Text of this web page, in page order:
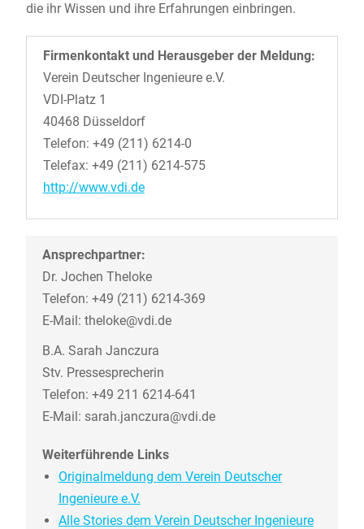
die ihr Wissen und ihre Erfahrungen einbringen.
Firmenkontakt und Herausgeber der Meldung:
Verein Deutscher Ingenieure e.V.
VDI-Platz 1
40468 Düsseldorf
Telefon: +49 (211) 6214-0
Telefax: +49 (211) 6214-575
http://www.vdi.de
Ansprechpartner:
Dr. Jochen Theloke
Telefon: +49 (211) 6214-369
E-Mail: theloke@vdi.de
B.A. Sarah Janczura
Stv. Pressesprecherin
Telefon: +49 211 6214-641
E-Mail: sarah.janczura@vdi.de
Weiterführende Links
Originalmeldung dem Verein Deutscher
Ingenieure e.V.
Alle Stories dem Verein Deutscher Ingenieure